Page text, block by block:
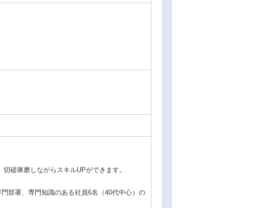
磋琢磨しながらスキルUPができます。
部署、専門知識のある社員6名（40代中心）の